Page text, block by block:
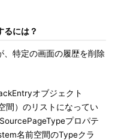
るには？
特定の画面の履歴を削除
オブジェクト
間）のリストになってい
プロパテ
名前空間のTypeクラ